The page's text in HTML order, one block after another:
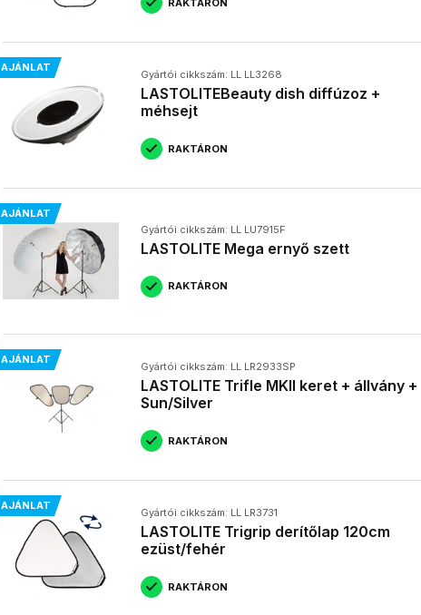
AJÁNLAT
Gyártói cikkszám: LL LL3268
LASTOLITEBeauty dish diffúzoz +
méhsejt
RAKTÁRON
AJÁNLAT
Gyártói cikkszám: LL LU7915F
LASTOLITE Mega ernyő szett
RAKTÁRON
AJÁNLAT
Gyártói cikkszám: LL LR2933SP
LASTOLITE Trifle MKII keret + állvány +
Sun/Silver
RAKTÁRON
AJÁNLAT
Gyártói cikkszám: LL LR3731
LASTOLITE Trigrip derítőlap 120cm
ezüst/fehér
RAKTÁRON